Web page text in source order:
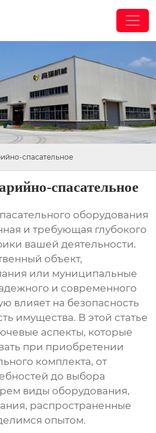
спасательное
спасательное
оборудования
и требующая глубокого
вашей деятельности.
объект,
или муниципальные
и современного
влияет на безопасность
имущества. В этой статье
аспекты, которые
при приобретении
комплекта, от
до выбора
виды оборудования,
распространенные
опытом.